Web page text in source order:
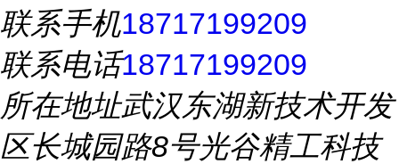
联系手机18717199209
联系电话18717199209
所在地址武汉东湖新技术开发
区长城园路8号光谷精工科技